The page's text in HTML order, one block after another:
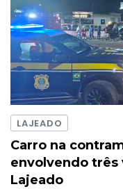
LAJEADO
Carro na
envolvendo três
Lajeado